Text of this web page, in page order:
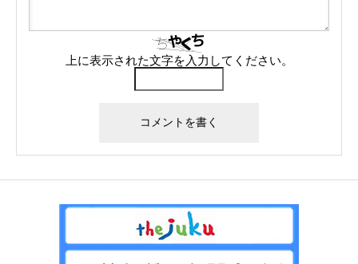
上に表示された文字を入力してください。